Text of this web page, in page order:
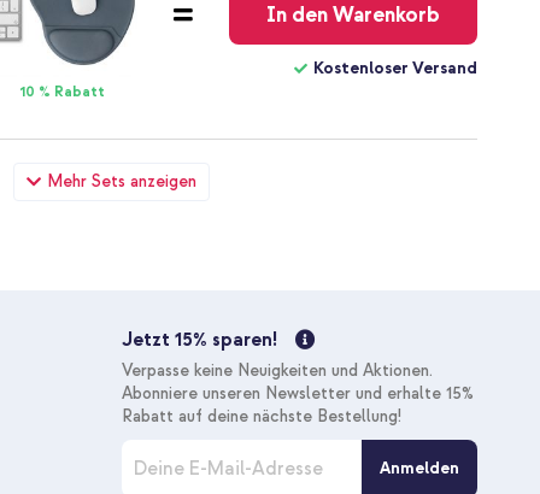
Mehr Sets anzeigen
10 % Rabatt
In den Warenkorb
Kostenloser Versand
13-14 Zoll - Laptop Sleeve - Schwarz +
Computermaus + 2,4G USB-A Adapter - Schwarz
Jetzt 15% sparen!
Verpasse keine Neuigkeiten und Aktionen.
Abonniere unseren Newsletter und erhalte 15%
Rabatt auf deine nächste Bestellung!
Anmelden